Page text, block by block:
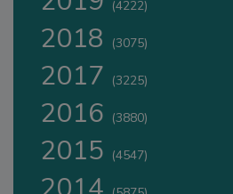
(4222)
2018 (3075)
2017 (3225)
2016 (3880)
2015 (4547)